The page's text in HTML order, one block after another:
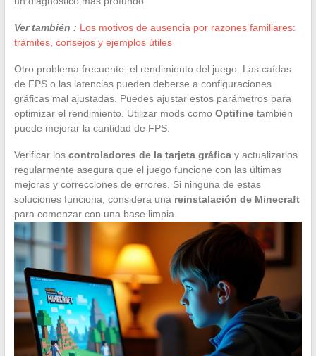
Ver también : Los motivos de ausencia por razones familiares:
trámites, consejos y ejemplos útiles
Otro problema frecuente: el rendimiento del juego. Las caídas
de FPS o las latencias pueden deberse a configuraciones
gráficas mal ajustadas. Puedes ajustar estos parámetros para
optimizar el rendimiento. Utilizar mods como Optifinetambién
puede mejorar la cantidad de FPS.
Verificar los controladores de la tarjeta gráficay actualizarlos
regularmente asegura que el juego funcione con las últimas
mejoras y correcciones de errores. Si ninguna de estas
soluciones funciona, considera una reinstalación de Minecraft
para comenzar con una base limpia.